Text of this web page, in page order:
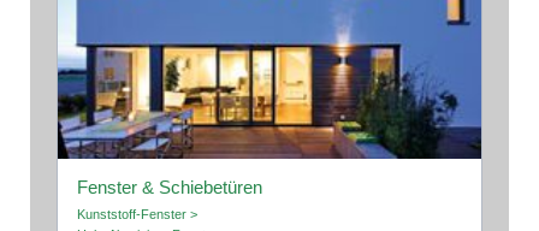
Fenster & Schiebetüren
Kunststoff-Fenster >